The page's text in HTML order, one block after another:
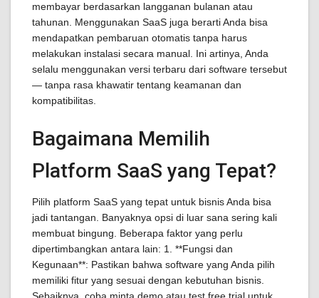
membayar berdasarkan langganan bulanan atau
tahunan. Menggunakan SaaS juga berarti Anda bisa
mendapatkan pembaruan otomatis tanpa harus
melakukan instalasi secara manual. Ini artinya, Anda
selalu menggunakan versi terbaru dari software tersebut
— tanpa rasa khawatir tentang keamanan dan
kompatibilitas.
Bagaimana Memilih
Platform SaaS yang Tepat?
Pilih platform SaaS yang tepat untuk bisnis Anda bisa
jadi tantangan. Banyaknya opsi di luar sana sering kali
membuat bingung. Beberapa faktor yang perlu
dipertimbangkan antara lain: 1. **Fungsi dan
Kegunaan**: Pastikan bahwa software yang Anda pilih
memiliki fitur yang sesuai dengan kebutuhan bisnis.